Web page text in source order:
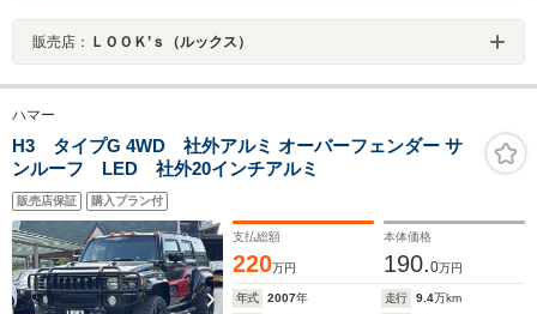
販売店： ＬＯＯＫ’ｓ（ルックス）
ハマー
H3 タイプG 4WD 社外アルミ オーバーフェンダー サ
ンルーフ LED 社外20インチアルミ
販売店保証 購入プラン付
支払総額
220万円
本体価格
190.0万円
年式 2007年 走行 9.4万km